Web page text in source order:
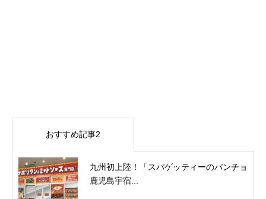
おすすめ記事2
九州初上陸！「スパゲッティーのパンチョ
鹿児島宇宿...